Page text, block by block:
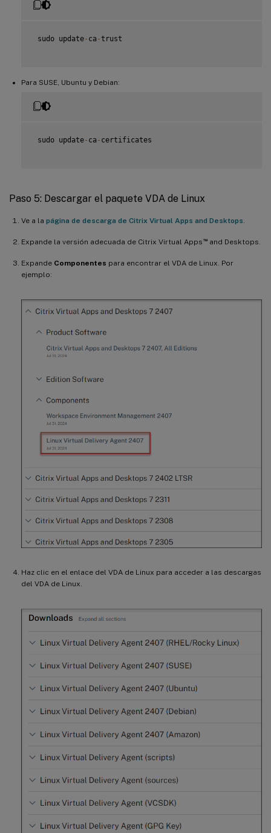
sudo update- ca-trust
Para SUSE, Ubuntu y Debian:
sudo update- ca- certificates
Paso 5: Descargar el paquete VDA de Linux
Ve a la página de descarga de Citrix Virtual Apps and Desktops
Expande la versión adecuada de Citrix Virtual Apps ™and Desktops.
Expande Componentes para encontrar el VDA de Linux. Por
ejemplo:
Haz clic en el enlace del VDA de Linux para acceder a las descargas
del VDA de Linux.